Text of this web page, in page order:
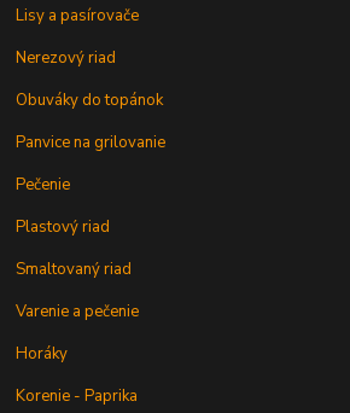
Lisy a pasírovače
Nerezový riad
Obuváky do topánok
Panvice na grilovanie
Pečenie
Plastový riad
Smaltovaný riad
Varenie a pečenie
Horáky
Korenie - Paprika